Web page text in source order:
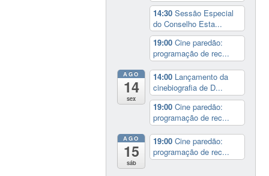
14:30Sessão Especial
do Conselho Esta...
19:00Cine paredão:
programação de rec...
AGO
14
sex
14:00 Lançamento da
cinebiografia de D...
19:00Cine paredão:
programação de rec...
AGO
15
sáb
19:00Cine paredão:
programação de rec...